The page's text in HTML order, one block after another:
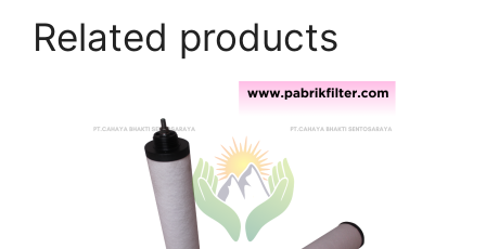
Related products